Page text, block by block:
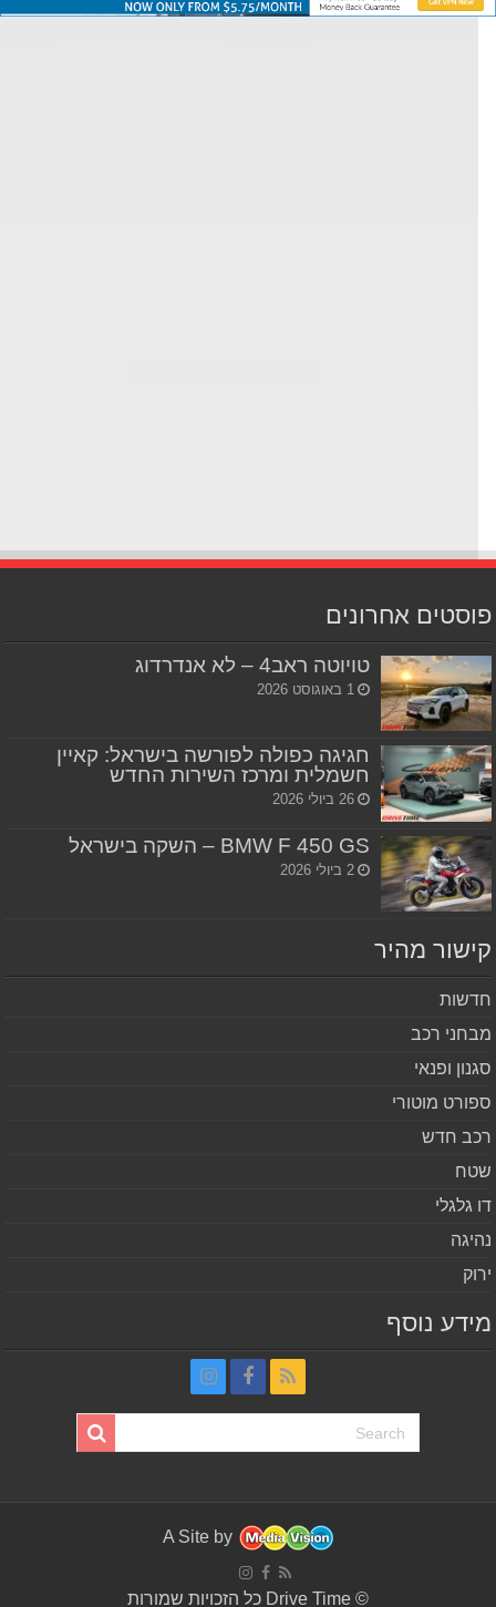
אחרונים
טויוטה ראב4 – לא אנדרדוג
1 באוגוסט 2026
חגיגה כפולה לפורשה בישראל: קאיין
חשמלית ומרכז השירות החדש
26 ביולי 2026
BMW F 450 GS – השקה בישראל
2 ביולי 2026
מהיר
רכב
ופנאי
מוטורי
חדש
גלגלי
נוסף
A Site by